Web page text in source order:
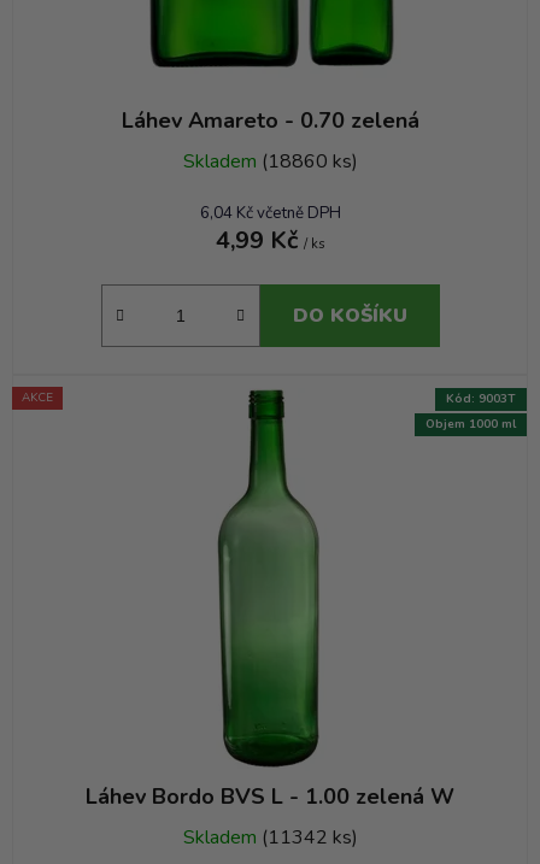
Láhev Amareto - 0.70 zelená
Skladem (18860 ks)
6,04 Kč včetně DPH
4,99 Kč / ks
DO KOŠÍKU
AKCE
Láhev Bordo BVS L - 1.00 zelená W
Skladem (11342 ks)
Objem 1000 ml
Kód: 9003T